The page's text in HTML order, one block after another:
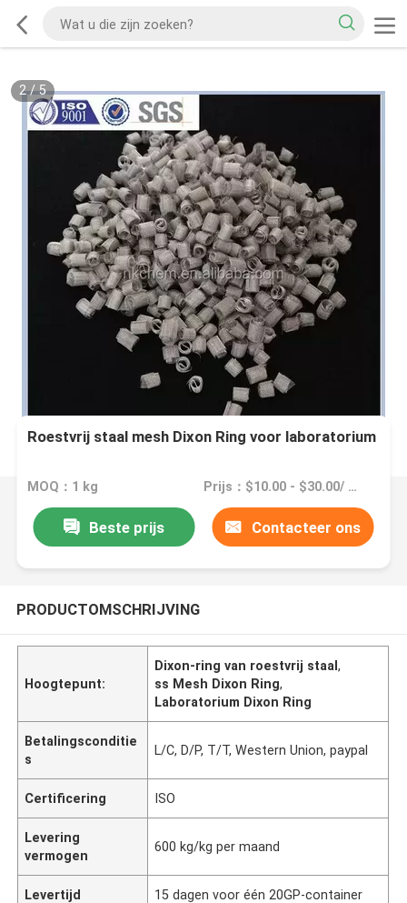
2/5
Roestvrij staal mesh Dixon Ring voor laboratorium
MOQ：1 kg Prijs：$10.00 - $30.00/ kilogram
Beste prijs Contacteer ons
PRODUCTOMSCHRIJVING
Hoogtepunt:
Dixon-ring van roestvrij staal,
ss Mesh Dixon Ring,
Laboratorium Dixon Ring
Betalingsconditie
s
L/C, D/P, T/T, Western Union, paypal
Certificering ISO
Levering
vermogen
600 kg/kg per maand
Levertijd 15 dagen voor één 20GP-container